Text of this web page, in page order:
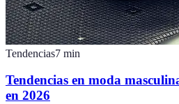
Tendencias7 min
Tendencias en moda
en 2026